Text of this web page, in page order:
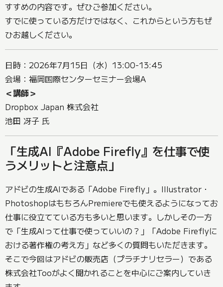
すすめの内容です。ぜひご参加ください。
すでに使っている方だけではなく、これからという方もぜ
ひお越しください。
日時：2026年7月15日（水）13:00-13:45
会場：福岡国際センターセミナー会場A
＜講師＞
Dropbox Japan 株式会社
池田 冴子 氏
「生成AI『Adobe Firefly』を仕事で使
うメリットと注意点」
アドビの生成AIである「Adobe Firefly」。Illustrator・
PhotoshopはもちろんPremiereでも使えるようになってお
仕事に役立てている方も多いと思います。しかしその一方
で「生成AIって仕事で使っていいの？」「Adobe Fireflyに
おける著作権の考え方」など多くの質問もいただきます。
そこで今回はアドビの販売店（プラチナリセラー）である
株式会社Tooがよく聞かれることを中心にご案内していき